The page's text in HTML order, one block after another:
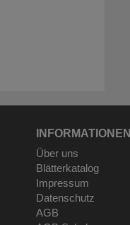
INFORMATIONEN
Über uns
Blätterkatalog
Impressum
Datenschutz
AGB